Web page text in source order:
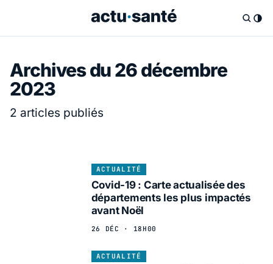
Archives du 26 décembre
2023
2 articles publiés
ACTUALITÉ
Covid-19 : Carte actualisée des
départements les plus impactés
avant Noël
26 DÉC · 18H00
ACTUALITÉ